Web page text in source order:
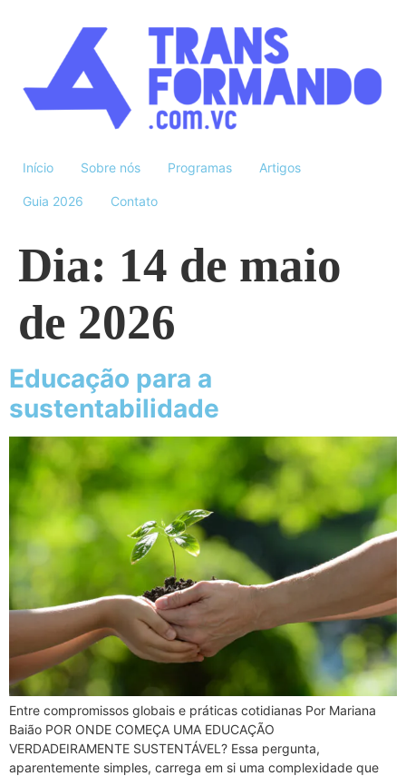
Início Sobre nós Programas Artigos
Guia 2026 Contato
Dia: 14 de maio
de 2026
Educação para a
sustentabilidade
Entre compromissos globais e práticas cotidianas Por Mariana
Baião POR ONDE COMEÇA UMA EDUCAÇÃO
VERDADEIRAMENTE SUSTENTÁVEL? Essa pergunta,
aparentemente simples, carrega em si uma complexidade que